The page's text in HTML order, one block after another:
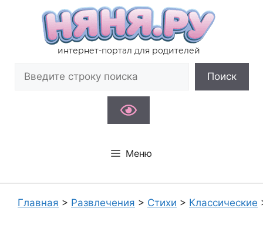
содержимому
интернет-портал для родителей
Поиск
Меню
Главная > Развлечения > Стихи > Классические